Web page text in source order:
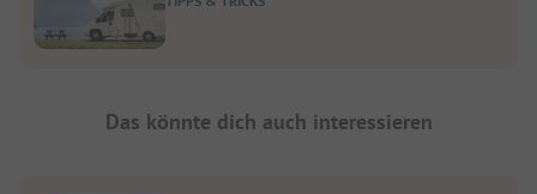
Das könnte dich auch interessieren